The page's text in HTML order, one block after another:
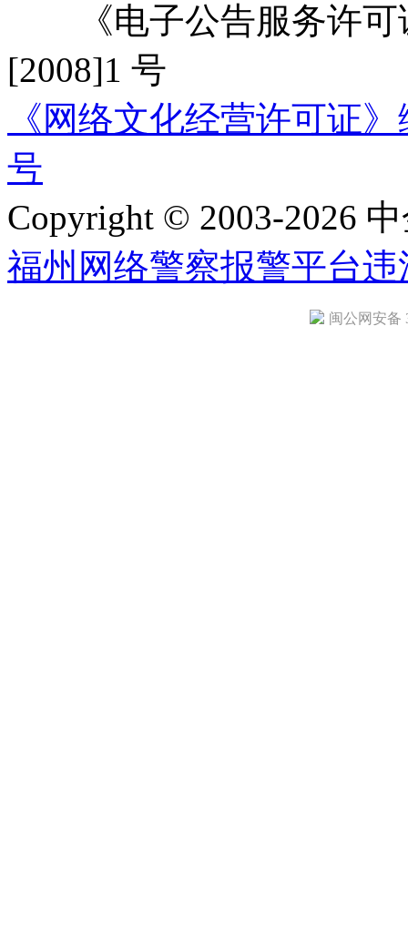
《电子公告服务许可
[2008]1 号
《网络文化经营许可证
号
Copyright © 2003-2026
福州网络警察报警平台违
闽公网安备